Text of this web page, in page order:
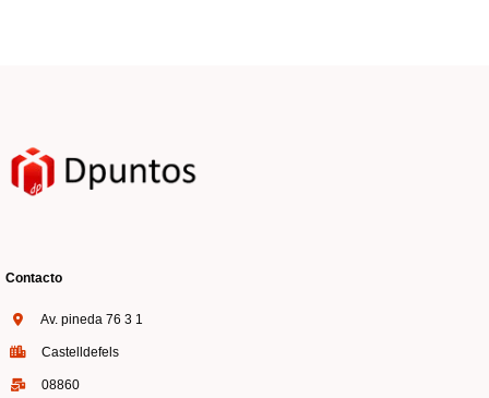
Contacto
Av. pineda 76 3 1
Castelldefels
08860